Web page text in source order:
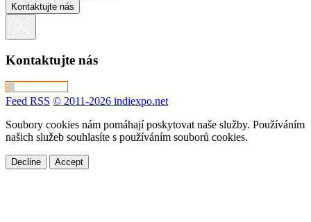
Kontaktujte nás
Kontaktujte nás
Feed RSS © 2011-2026 indiexpo.net
Soubory cookies nám pomáhají poskytovat naše služby. Používáním
našich služeb souhlasíte s používáním souborů cookies.
Decline Accept